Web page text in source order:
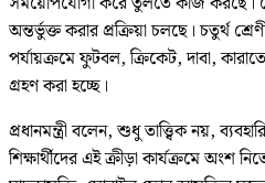
অন্তর্ভুক্ত করার প্রক্রিয়া চলছে। চতুর্থ
পর্যায়ক্রমে ফুটবল, ক্রিকেট, দাবা,
গ্রহণ করা হচ্ছে।
প্রধানমন্ত্রী বলেন, শুধু তাত্ত্বিক নয়,
শিক্ষার্থীদের এই ক্রীড়া কার্যক্রমে অংশ